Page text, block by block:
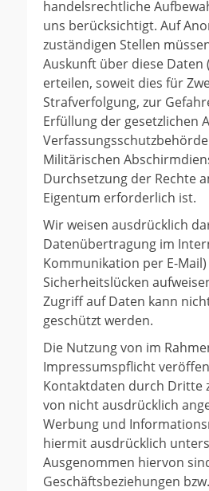
handelsrechtliche
uns berücksichtigt. Auf
zuständigen Stellen
Auskunft über diese Daten
erteilen, soweit dies für
Strafverfolgung, zur
Erfüllung der gesetzlichen
Militärischen
Durchsetzung der Rechte
Eigentum erforderlich ist.
Wir weisen ausdrücklich
Datenübertragung im
Kommunikation per E-Mail)
Sicherheitslücken
Zugriff auf Daten kann
geschützt werden.
Die Nutzung von im
Impressumspflicht
Kontaktdaten durch Dritte
von nicht ausdrücklich
Werbung und
hiermit ausdrücklich
Ausgenommen hiervon
Geschäftsbeziehungen